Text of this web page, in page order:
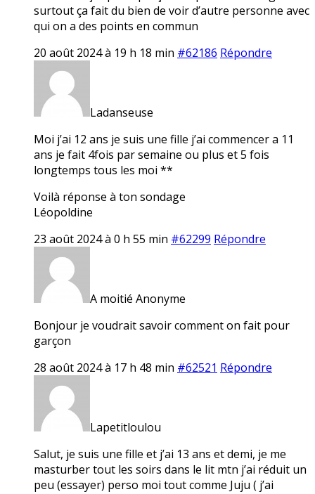
surtout ça fait du bien de voir d’autre personne avec
qui on a des points en commun
20 août 2024 à 19 h 18 min #62186 Répondre
Ladanseuse
Moi j’ai 12 ans je suis une fille j’ai commencer a 11
ans je fait 4fois par semaine ou plus et 5 fois
longtemps tous les moi **
Voilà réponse à ton sondage
Léopoldine
23 août 2024 à 0 h 55 min #62299 Répondre
A moitié Anonyme
Bonjour je voudrait savoir comment on fait pour
garçon
28 août 2024 à 17 h 48 min #62521 Répondre
Lapetitloulou
Salut, je suis une fille et j’ai 13 ans et demi, je me
masturber tout les soirs dans le lit mtn j’ai réduit un
peu (essayer) perso moi tout comme Juju ( j’ai